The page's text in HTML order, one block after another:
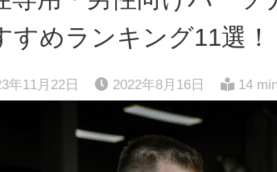
すめランキング11選！
年11月22日 2022年8月16日 14